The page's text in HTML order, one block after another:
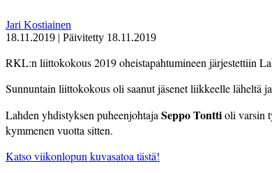
Jari Kostiainen
18.11.2019 | Päivitetty 18.11.2019
RKL:n liittokokous 2019 oheistapahtumineen järjestettiin
Sunnuntain liittokokous oli saanut jäsenet liikkeelle läheltä
Lahden yhdistyksen puheenjohtaja Seppo Tonttioli varsin
kymmenen vuotta sitten.
Katso viikonlopun kuvasatoa tästä!